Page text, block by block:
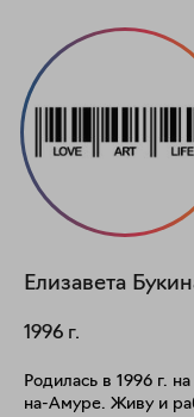
Елизавета
1996 г.
Родилась в 1996 г.
на-Амуре. Живу и